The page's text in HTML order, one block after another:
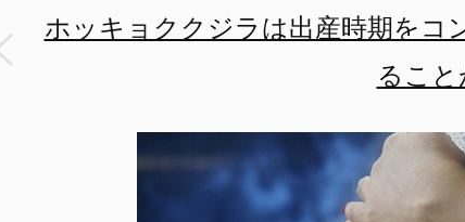
ホッキョククジラは出産時期をコ
るこ